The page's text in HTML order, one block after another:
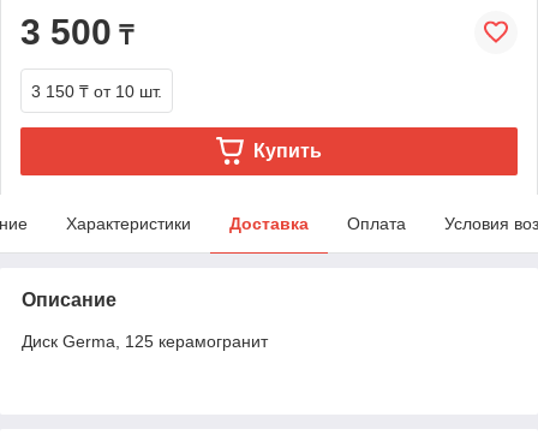
3 500 ₸
3 150 ₸ от 10 шт.
Купить
Характеристики Доставка Оплата Условия
Описание
Диск Germa, 125 керамогранит